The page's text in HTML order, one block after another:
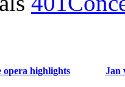
opera highlights Jan